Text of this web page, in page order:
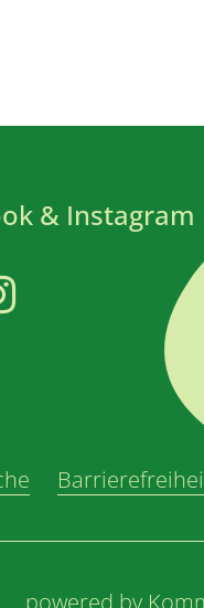
& Instagram
powered by